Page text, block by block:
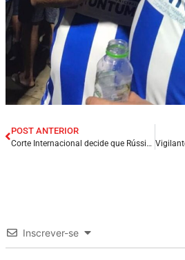
POST ANTERIOR
Corte Internacional decide que Rússia deve retirar tropas da Ucrânia.
Inscrever-se